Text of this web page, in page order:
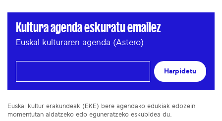
Kultura agenda eskuratu emailez
Euskal kulturaren agenda (Astero)
Harpidetu
Euskal kultur erakundeak (EKE) bere agendako edukiak edozein
momentutan aldatzeko edo eguneratzeko eskubidea du.